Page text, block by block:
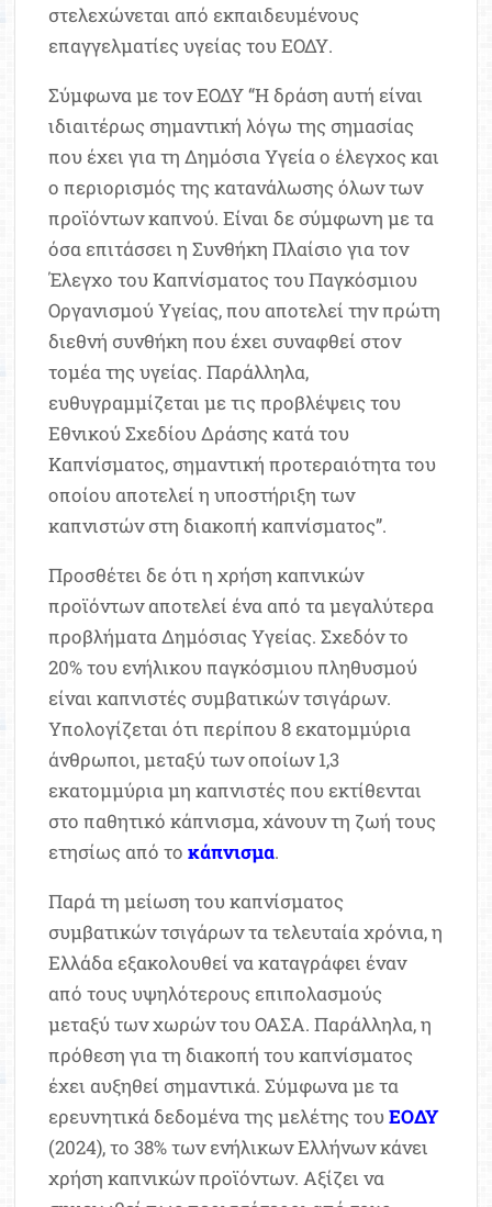
στελεχώνεται από εκπαιδευμένους
επαγγελματίες υγείας του ΕΟΔΥ.
Σύμφωνα με τον ΕΟΔΥ “Η δράση αυτή είναι
ιδιαιτέρως σημαντική λόγω της σημασίας
που έχει για τη Δημόσια Υγεία ο έλεγχος και
ο περιορισμός της κατανάλωσης όλων των
προϊόντων καπνού. Είναι δε σύμφωνη με τα
όσα επιτάσσει η Συνθήκη Πλαίσιο για τον
Έλεγχο του Καπνίσματος του Παγκόσμιου
Οργανισμού Υγείας, που αποτελεί την πρώτη
διεθνή συνθήκη που έχει συναφθεί στον
τομέα της υγείας. Παράλληλα,
ευθυγραμμίζεται με τις προβλέψεις του
Εθνικού Σχεδίου Δράσης κατά του
Καπνίσματος, σημαντική προτεραιότητα του
οποίου αποτελεί η υποστήριξη των
καπνιστών στη διακοπή καπνίσματος”.
Προσθέτει δε ότι η χρήση καπνικών
προϊόντων αποτελεί ένα από τα μεγαλύτερα
προβλήματα Δημόσιας Υγείας. Σχεδόν το
20% του ενήλικου παγκόσμιου πληθυσμού
είναι καπνιστές συμβατικών τσιγάρων.
Υπολογίζεται ότι περίπου 8 εκατομμύρια
άνθρωποι, μεταξύ των οποίων 1,3
εκατομμύρια μη καπνιστές που εκτίθενται
στο παθητικό κάπνισμα, χάνουν τη ζωή τους
ετησίως από τοκάπνισμα.
Παρά τη μείωση του καπνίσματος
συμβατικών τσιγάρων τα τελευταία χρόνια, η
Ελλάδα εξακολουθεί να καταγράφει έναν
από τους υψηλότερους επιπολασμούς
μεταξύ των χωρών του ΟΑΣΑ. Παράλληλα, η
πρόθεση για τη διακοπή του καπνίσματος
έχει αυξηθεί σημαντικά. Σύμφωνα με τα
ερευνητικά δεδομένα της μελέτης τουΕΟΔΥ
(2024), το 38% των ενήλικων Ελλήνων κάνει
χρήση καπνικών προϊόντων. Αξίζει να